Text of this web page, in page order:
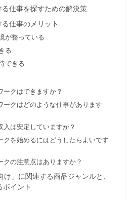
仕事を探すための解決策
仕事のメリット
が整っている
る
できる
ークはできますか？
ークはどのような仕事があります
入は安定していますか？
クを始めるにはどうしたらよいです
クの注意点はありますか？
け」に関連する商品ジャンルと、
ポイント